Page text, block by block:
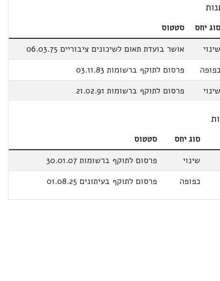
סוג יחס
סטטוס
שינוי
אושר בועדת תאום לשיכונים ציבוריים 06.03.75
כפופה
פרסום לתוקף ברשומות 03.11.83
שינוי פרסום לתוקף ברשומות 21.02.91
סוג יחס
סטטוס
שינוי
פרסום לתוקף ברשומות 30.01.07
כפופה פרסום לתוקף בעיתונים 01.08.25